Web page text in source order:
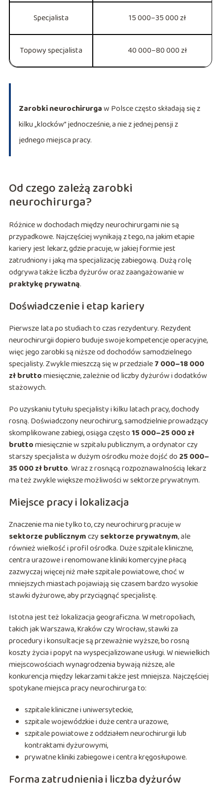
Specjalista 15 000–35 000 zł
Topowy specjalista 40 000–80 000 zł
Zarobki neurochirurgaw Polsce często składają się z
kilku „klocków” jednocześnie, a nie z jednej pensji z
jednego miejsca pracy.
Od czego zależą zarobki
neurochirurga?
Różnice w dochodach między neurochirurgami nie są
przypadkowe. Najczęściej wynikają z tego, na jakim etapie
kariery jest lekarz, gdzie pracuje, w jakiej formie jest
zatrudniony i jaką ma specjalizację zabiegową. Dużą rolę
odgrywa także liczba dyżurów oraz zaangażowanie w
praktykę prywatną.
Doświadczenie i etap kariery
Pierwsze lata po studiach to czas rezydentury. Rezydent
neurochirurgii dopiero buduje swoje kompetencje operacyjne,
więc jego zarobki są niższe od dochodów samodzielnego
specjalisty. Zwykle mieszczą się w przedziale7 000–18 000
zł bruttomiesięcznie, zależnie od liczby dyżurów i dodatków
stażowych.
Po uzyskaniu tytułu specjalisty i kilku latach pracy, dochody
rosną. Doświadczony neurochirurg, samodzielnie prowadzący
skomplikowane zabiegi, osiąga często15 000–25 000 zł
bruttomiesięcznie w szpitalu publicznym, a ordynator czy
starszy specjalista w dużym ośrodku może dojść do 25 000–
35 000 zł brutto. Wraz z rosnącą rozpoznawalnością lekarz
ma też zwykle większe możliwości w sektorze prywatnym.
Miejsce pracy i lokalizacja
Znaczenie ma nie tylko to, czy neurochirurg pracuje w
sektorze publicznymczy sektorze prywatnym, ale
również wielkość i profil ośrodka. Duże szpitale kliniczne,
centra urazowe i renomowane kliniki komercyjne płacą
zazwyczaj więcej niż małe szpitale powiatowe, choć w
mniejszych miastach pojawiają się czasem bardzo wysokie
stawki dyżurowe, aby przyciągnąć specjalistę.
Istotna jest też lokalizacja geograficzna. W metropoliach,
takich jak Warszawa, Kraków czy Wrocław, stawki za
procedury i konsultacje są przeważnie wyższe, bo rosną
koszty życia i popyt na wyspecjalizowane usługi. W niewielkich
miejscowościach wynagrodzenia bywają niższe, ale
konkurencja między lekarzami także jest mniejsza. Najczęściej
spotykane miejsca pracy neurochirurga to:
szpitale kliniczne i uniwersyteckie,
szpitale wojewódzkie i duże centra urazowe,
szpitale powiatowe z oddziałem neurochirurgii lub
kontraktami dyżurowymi,
prywatne kliniki zabiegowe i centra kręgosłupowe.
Forma zatrudnienia i liczba dyżurów